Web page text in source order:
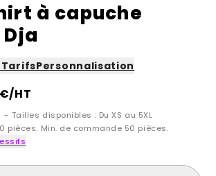
à capuche
Personnalisation
€/HT
- Tailles disponibles : Du XS au 5XL
pièces. Min. de commande 50 pièces.